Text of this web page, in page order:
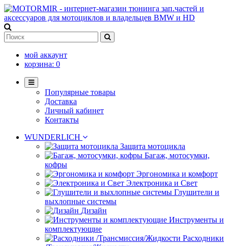
мой аккаунт
корзина: 0
Популярные товары
Доставка
Личный кабинет
Контакты
WUNDERLICH
Защита мотоцикла
Багаж, мотосумки,
кофры
Эргономика и комфорт
Электроника и Свет
Глушители и
выхлопные системы
Дизайн
Инструменты и
комплектующие
Расходники